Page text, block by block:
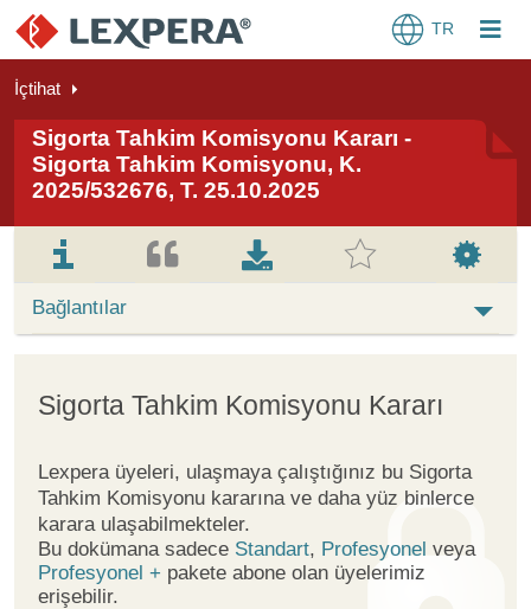
TR
İçtihat
Sigorta Tahkim Komisyonu Kararı -
Sigorta Tahkim Komisyonu, K.
2025/532676, T. 25.10.2025
Bağlantılar
Sigorta Tahkim Komisyonu Kararı
Lexpera üyeleri, ulaşmaya çalıştığınız bu Sigorta
Tahkim Komisyonu kararına ve daha yüz binlerce
karara ulaşabilmekteler.
Bu dokümana sadece Standart, Profesyonel veya
Profesyonel + pakete abone olan üyelerimiz
erişebilir.